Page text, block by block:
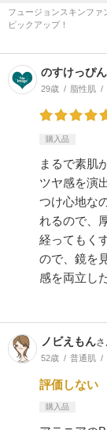
フュージョンスキンファ
ピックアップ！
のすけっぴん
29歳 脂性肌
購入品
まるで素肌
ツヤ感を演
つけ心地な
れるので、
経ってもく
ので、鏡を
感を両立し
ノビえもん
52歳 普通肌
評価しない
購入品